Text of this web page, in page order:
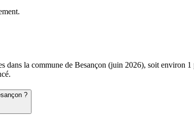
dans la commune de Besançon (juin 2026), soit
?